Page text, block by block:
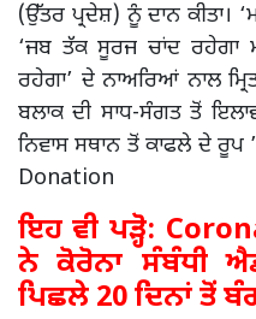
(ਉੱਤਰ ਪ੍ਰਦੇਸ਼) ਨੂੰ ਦਾਨ ਕੀਤਾ।
‘ਜਬ ਤੱਕ ਸੂਰਜ ਚਾਂਦ ਰਹੇਗਾ
ਰਹੇਗਾ’ ਦੇ ਨਾਅਰਿਆਂ ਨਾਲ
ਬਲਾਕ ਦੀ ਸਾਧ-ਸੰਗਤ ਤੋਂ
ਨਿਵਾਸ ਸਥਾਨ ਤੋਂ ਕਾਫਲੇ ਦੇ ਰੂਪ
Donation
ਇਹ ਵੀ ਪੜ੍ਹੋ:
ਨੇ ਕੋਰੋਨਾ ਸੰਬੰਧੀ
ਪਿਛਲੇ 20 ਦਿਨਾਂ ਤੋਂ